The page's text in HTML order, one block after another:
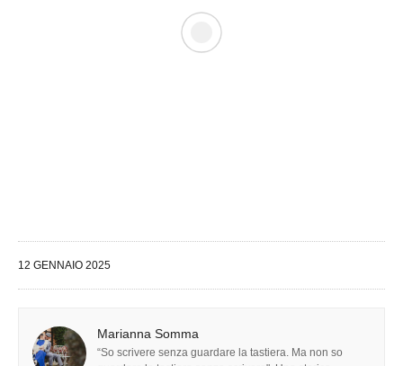
12 GENNAIO 2025
Marianna Somma
“So scrivere senza guardare la tastiera. Ma non so